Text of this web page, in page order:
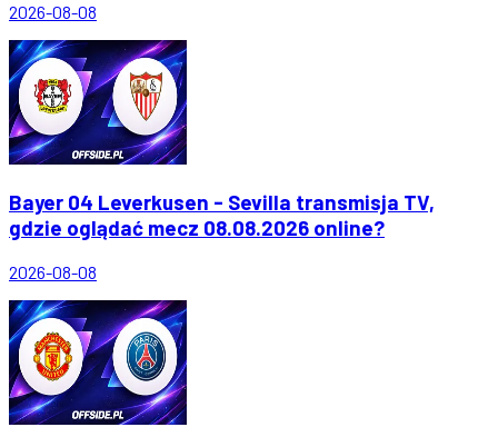
2026-08-08
Bayer 04 Leverkusen - Sevilla transmisja TV,
gdzie oglądać mecz 08.08.2026 online?
2026-08-08